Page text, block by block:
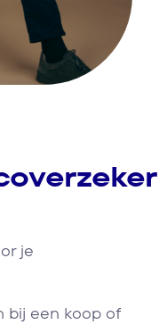
je
bij een koop of